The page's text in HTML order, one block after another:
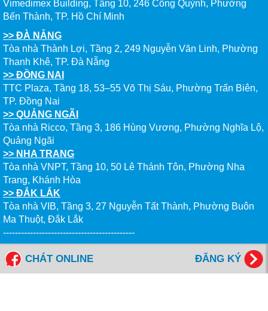
Vimedimex Building, Tầng 10, 246 Cống Quỳnh, Phường
Bến Thành, TP. Hồ Chí Minh
>> ĐÀ NẴNG
Tòa nhà Thành Lợi, Tầng 2, 249 Nguyễn Văn Linh, Phường
Thanh Khê, TP. Đà Nẵng
>> ĐỒNG NAI
TTC Plaza, Tầng 18, 53–55 Võ Thị Sáu, Phường Trấn Biên,
TP. Đồng Nai
>> QUẢNG NGÃI
Tòa nhà Ricco, Tầng 3, 186 Hùng Vương, Phường Nghĩa Lộ,
Quảng Ngãi
>> NHA TRANG
Tòa nhà VNPT, Tầng 10, 50 Lê Thánh Tôn, Phường Nha
Trang, Khánh Hòa
>> ĐẮK LẮK
Tòa nhà VIB, Tầng 3, 27 Nguyễn Tất Thành, Phường Buôn
Ma Thuột, Đắk Lắk
--------------------------------------------
Tổng đài miễn cước: 1800 6577
FANPAGES NEW WORLD EDUCATION
ĐĂNG KÝ
CHÁT ONLINE